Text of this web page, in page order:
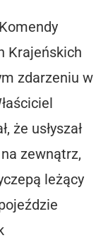
Krajeńskich
zdarzeniu w
że usłyszał
zewnątrz,
leżący